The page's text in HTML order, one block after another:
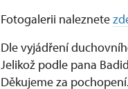
Fotogalerii naleznete
Dle vyjádření
Jelikož podle pana
Děkujeme za pochopení.